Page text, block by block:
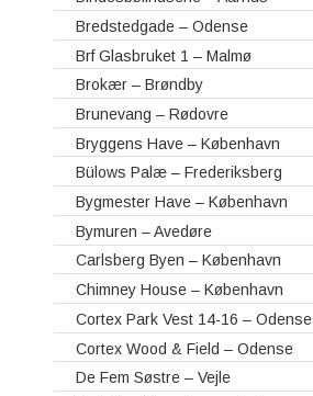
Bredstedgade – Odense
Brf Glasbruket 1 – Malmø
Brokær – Brøndby
Brunevang – Rødovre
Bryggens Have – København
Bülows Palæ – Frederiksberg
Bygmester Have – København
Bymuren – Avedøre
Carlsberg Byen – København
Chimney House – København
Cortex Park Vest 14-16 – Odense
Cortex Wood & Field – Odense
De Fem Søstre – Vejle